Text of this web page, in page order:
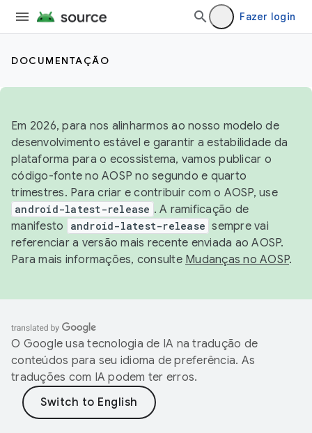
Fazer login
DOCUMENTAÇÃO
Em 2026, para nos alinharmos ao nosso modelo de
desenvolvimento estável e garantir a estabilidade da
plataforma para o ecossistema, vamos publicar o
código-fonte no AOSP no segundo e quarto
trimestres. Para criar e contribuir com o AOSP, use
android-latest-release . A ramificação de
manifesto
android-latest-release sempre vai
referenciar a versão mais recente enviada ao AOSP.
Para mais informações, consulte Mudanças no AOSP.
O Google usa tecnologia de IA na tradução de
conteúdos para seu idioma de preferência. As
traduções com IA podem ter erros.